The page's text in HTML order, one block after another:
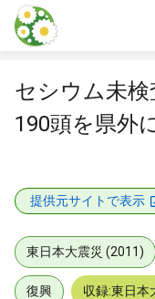
本文に飛ぶ
セシウム未検
190頭を県外
提供元サイトで表示
東日本大震災 (2011)
復興 収録:東日本